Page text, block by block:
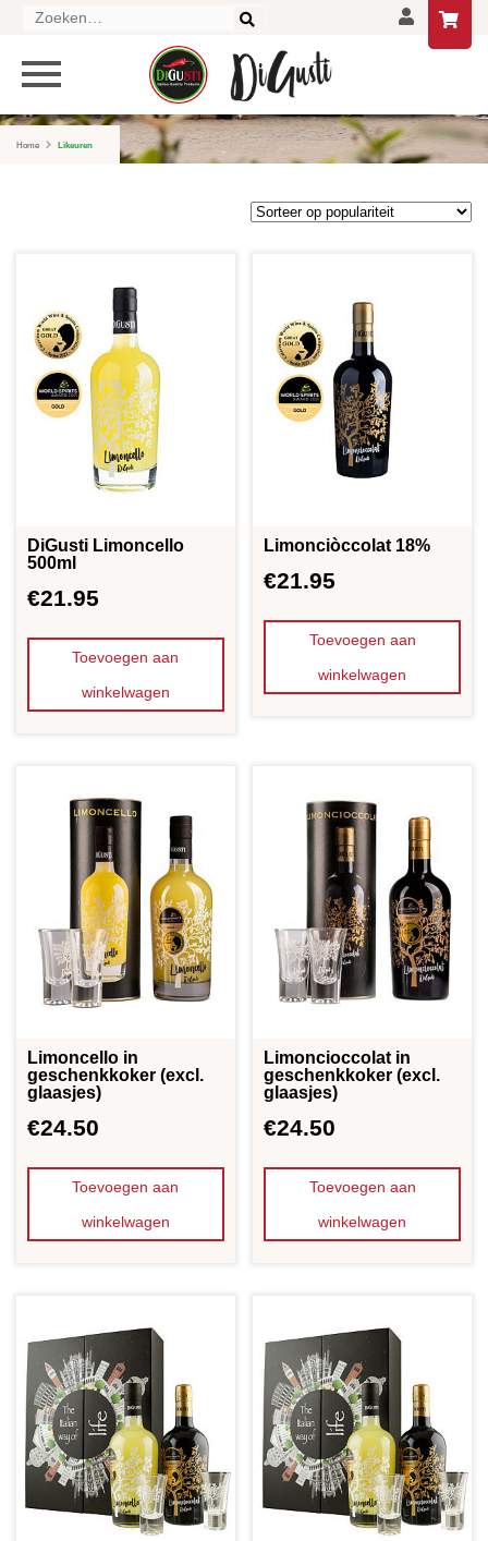
DELICATESSEN
GESCHENKEN EN PAKKETTEN
AANBIEDINGEN
CONTACT
OVER ONS
VERKOOPPUNTEN
MIJN ACCOUNT
Zoeken
LIKEUREN
Home Likeuren
DiGusti Limoncello
500ml
€21.95
Toevoegen aan
winkelwagen
Limonciòccolat 18%
€21.95
Toevoegen aan
winkelwagen
Limoncello in
geschenkkoker (excl.
glaasjes)
€24.50
Toevoegen aan
winkelwagen
Limoncioccolat in
geschenkkoker (excl.
glaasjes)
€24.50
Toevoegen aan
winkelwagen